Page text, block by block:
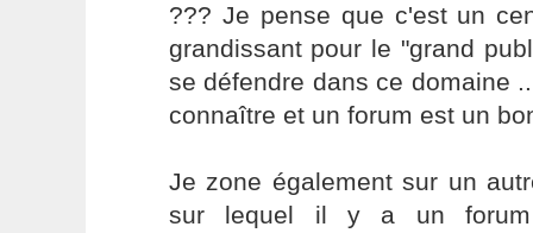
??? Je pense que c'est un
grandissant pour le "grand
se défendre dans ce domaine
connaître et un forum est un
Je zone également sur un
sur lequel il y a un forum